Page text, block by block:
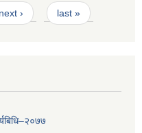
next › last »